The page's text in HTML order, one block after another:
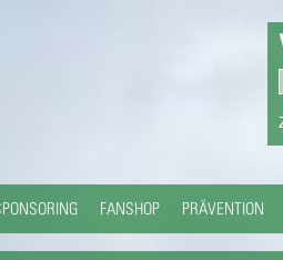
FANSHOP PRÄVENTION